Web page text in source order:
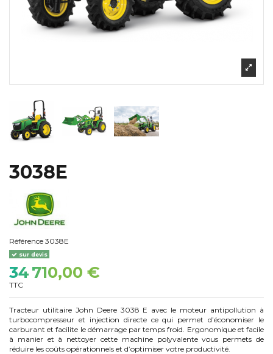
3038E
Référence 3038E
sur devis
34 710,00 €
TTC
Tracteur utilitaire John Deere 3038 E avec le moteur antipollution à
turbocompresseur et injection directe ce qui permet d’économiser le
carburant et facilite le démarrage par temps froid. Ergonomique et facile
à manier et à nettoyer cette machine polyvalente vous permets de
réduire les coûts opérationnels et d’optimiser votre productivité.